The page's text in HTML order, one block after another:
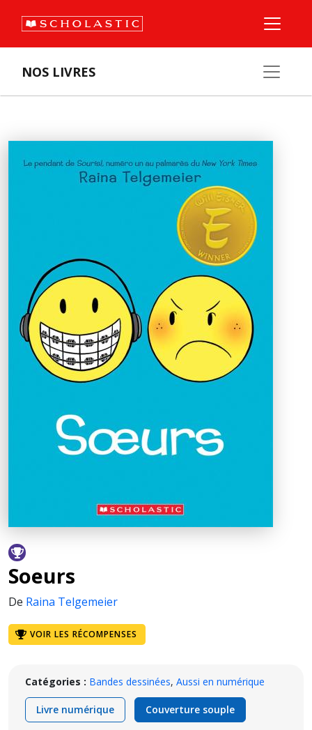
NOS LIVRES
Soeurs
De Raina Telgemeier
VOIR LES RÉCOMPENSES
Catégories : Bandes dessinées, Aussi en numérique
Livre numérique Couverture souple